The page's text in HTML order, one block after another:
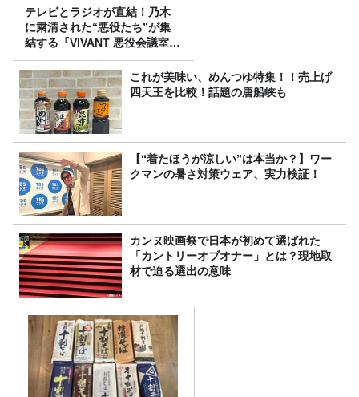
テレビとラジオが直結！乃木
に粛清された“悪役たち”が集
結する『VIVANT 悪役会議室』
7/26(日)23時スタート！
これが美味い、めんつゆ特集！！売上げ
四天王を比較！話題の唐船峡も
【“着たほうが涼しい”は本当か？】ワー
クマンの暑さ対策ウェア、実力検証！
カンヌ映画祭で日本が初めて選ばれた
「カントリーオブオナー」とは？現地取
材で迫る選出の意味